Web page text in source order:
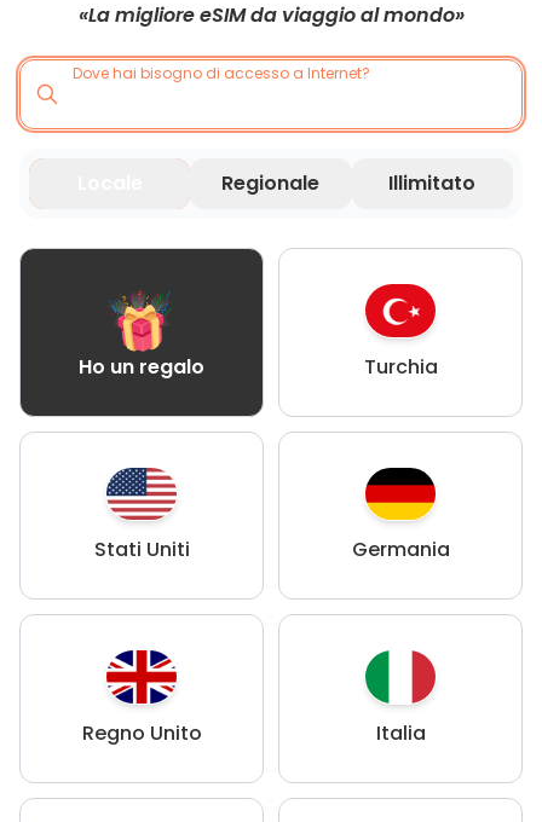
«La migliore eSIM da viaggio al mondo»
Dove hai bisogno di accesso a Internet?
Regionale Illimitato
Ho un regalo Turchia
Stati Uniti Germania
Regno Unito Italia